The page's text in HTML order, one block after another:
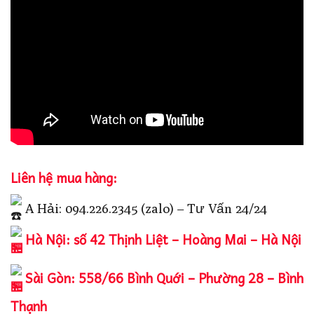
Liên hệ mua hàng:
A Hải: 094.226.2345 (zalo) – Tư Vấn 24/24
Hà Nội: số 42 Thịnh Liệt – Hoàng Mai – Hà Nội
Sài Gòn: 558/66 Bình Quới – Phường 28 – Bình
Thạnh